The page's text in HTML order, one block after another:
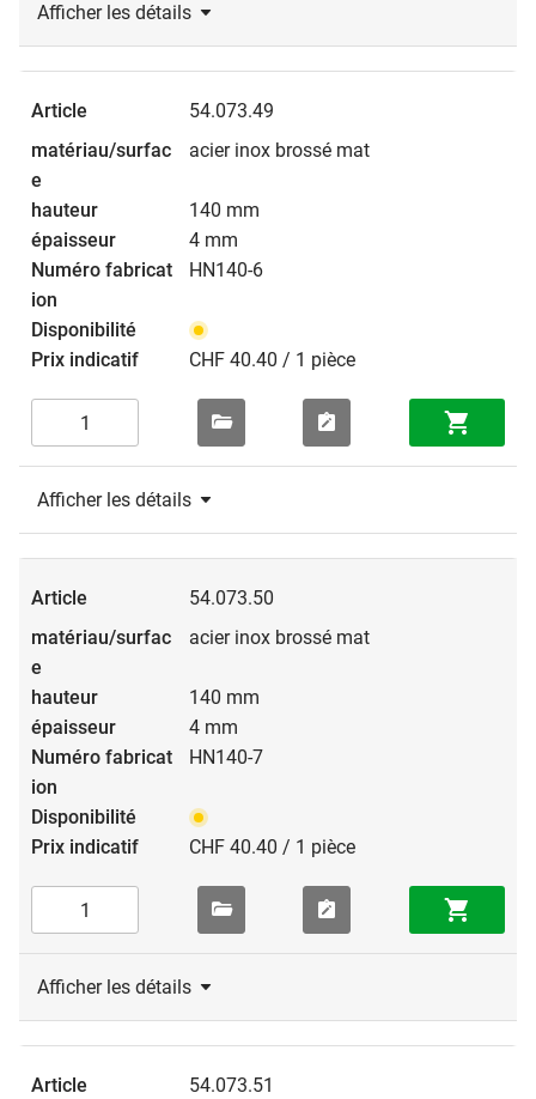
Afficher les détails
54.073.49
acier inox brossé mat
140 mm
4 mm
HN140-6
CHF 40.40 / 1 pièce
Afficher les détails
54.073.50
acier inox brossé mat
140 mm
4 mm
HN140-7
CHF 40.40 / 1 pièce
Afficher les détails
54.073.51